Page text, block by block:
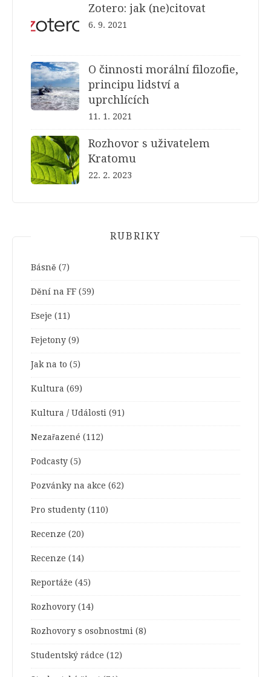
Zotero: jak (ne)citovat
6. 9. 2021
O činnosti morální filozofie,
principu lidství a
uprchlících
11. 1. 2021
Rozhovor s uživatelem
Kratomu
22. 2. 2023
RUBRIKY
Básně (7)
Dění na FF (59)
Eseje (11)
Fejetony (9)
Jak na to (5)
Kultura (69)
Kultura / Události (91)
Nezařazené (112)
Podcasty (5)
Pozvánky na akce (62)
Pro studenty (110)
Recenze (20)
Recenze (14)
Reportáže (45)
Rozhovory (14)
Rozhovory s osobnostmi (8)
Studentský rádce (12)